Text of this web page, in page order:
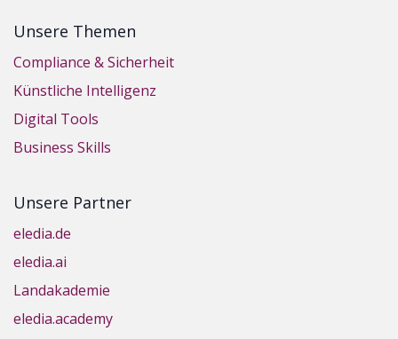
Unsere Themen
Compliance & Sicherheit
Künstliche Intelligenz
Digital Tools
Business Skills
Unsere Partner
eledia.de
eledia.ai
Landakademie
eledia.academy